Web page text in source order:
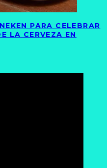
PARA CELEBRAR
LA CERVEZA EN